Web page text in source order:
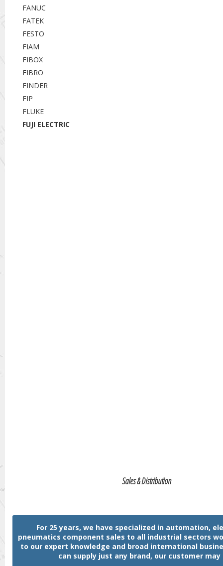
FANUC
FATEK
FESTO
FIAM
FIBOX
FIBRO
FINDER
FIP
FLUKE
FUJI ELECTRIC
Sales & Distribution
For 25 years, we have specialized in automation,
pneumatics component sales to all industrial sectors
to our expert knowledge and broad international
can supply just any brand, our customer may